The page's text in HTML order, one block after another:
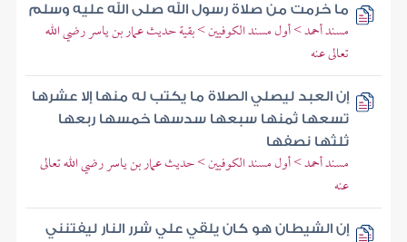
ما خرمت من صلاة رسول الله صلى الله عليه وسلم
مسند أحمد > أول مسند الكوفيين > بقية حديث عمار بن ياسر رضي الله
تعالى عنه
إن العبد ليصلي الصلاة ما يكتب له منها إلا عشرها
تسعها ثمنها سبعها سدسها خمسها ربعها
ثلثها نصفها
مسند أحمد > أول مسند الكوفيين > حديث عمار بن ياسر رضي الله تعالى
عنه
إن الشيطان هو كان يلقي علي شرر النار ليفتنني